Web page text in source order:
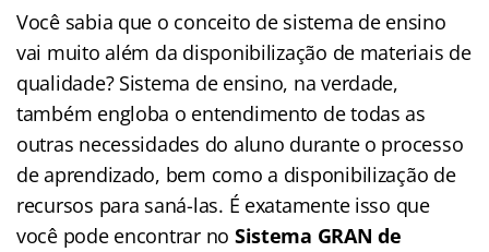
Você sabia que o conceito de sistema de ensino
vai muito além da disponibilização de materiais de
qualidade? Sistema de ensino, na verdade,
também engloba o entendimento de todas as
outras necessidades do aluno durante o processo
de aprendizado, bem como a disponibilização de
recursos para saná-las. É exatamente isso que
você pode encontrar no Sistema GRAN de